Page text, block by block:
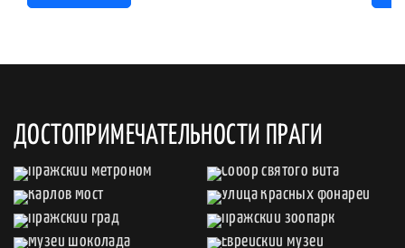
ДОСТОПРИМЕЧАТЕЛЬНОСТИ ПРАГИ